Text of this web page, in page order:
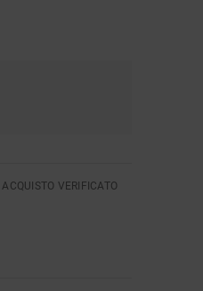
ACQUISTO VERIFICATO